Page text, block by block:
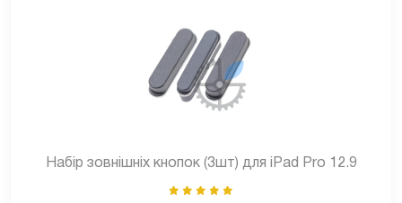
Набір зовнішніх кнопок (3шт) для iPad Pro 12.9